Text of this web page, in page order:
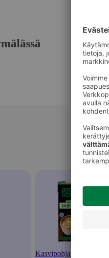
Kasvipohjaiset juomat